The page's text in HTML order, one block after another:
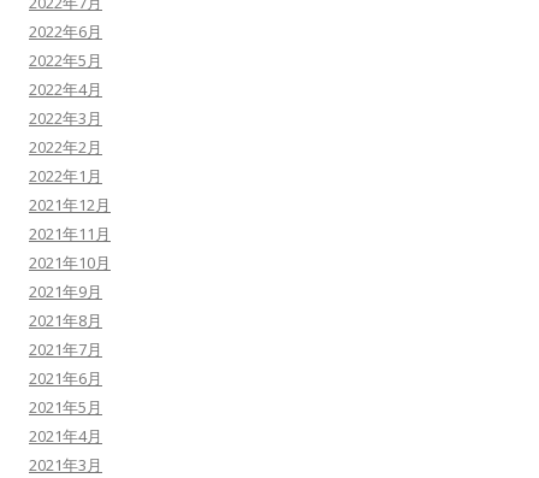
2022年6月
2022年5月
2022年4月
2022年3月
2022年2月
2022年1月
2021年12月
2021年11月
2021年10月
2021年9月
2021年8月
2021年7月
2021年6月
2021年5月
2021年4月
2021年3月